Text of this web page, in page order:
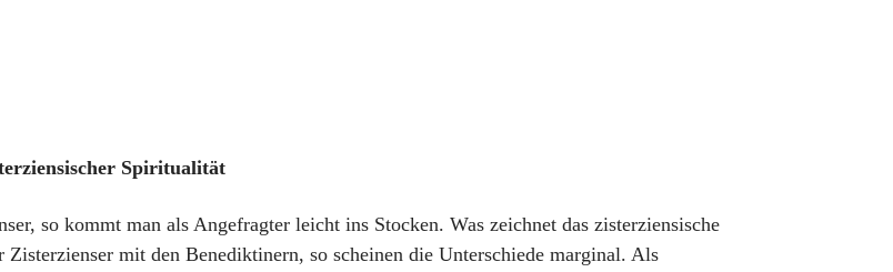
Spiritualität
so kommt man als Angefragter leicht ins Stocken. Was zeichnet das zisterziensische
Zisterzienser mit den Benediktinern, so scheinen die Unterschiede marginal. Als